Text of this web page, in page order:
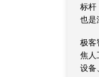
标杆
也是
极客
焦人
设备